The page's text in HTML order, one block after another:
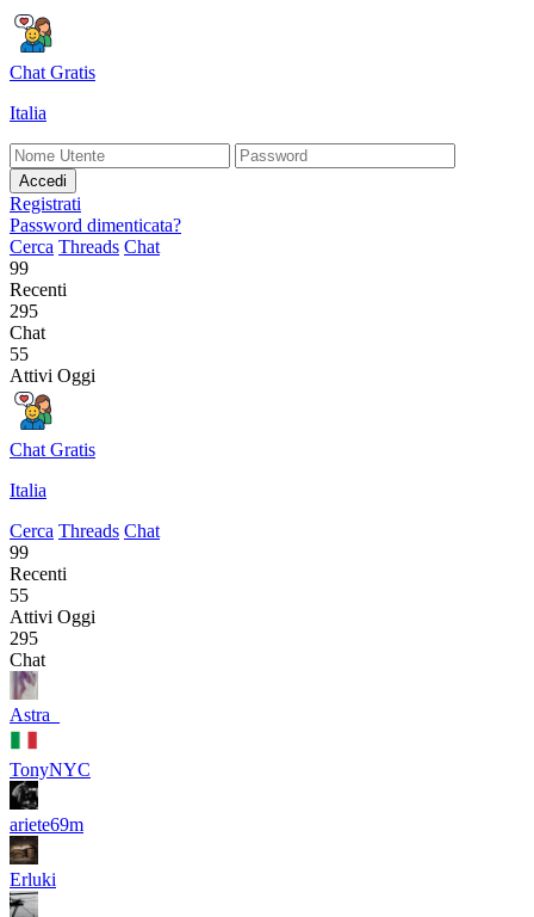
Chat Gratis
Italia
Accedi
Registrati
Password dimenticata?
Cerca Threads Chat
99
Recenti
295
Chat
55
Attivi Oggi
Chat Gratis
Italia
Cerca Threads Chat
99
Recenti
55
Attivi Oggi
295
Chat
Astra_
TonyNYC
ariete69m
Erluki